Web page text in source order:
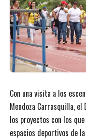
Con una visita a los
Mendoza Carrasquilla,
los proyectos con los
espacios deportivos de